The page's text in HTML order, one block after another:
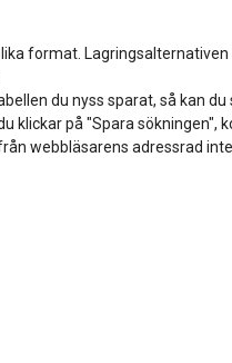
format.
du nyss sparat, så kan
klickar på "Spara
webbläsarens adressrad